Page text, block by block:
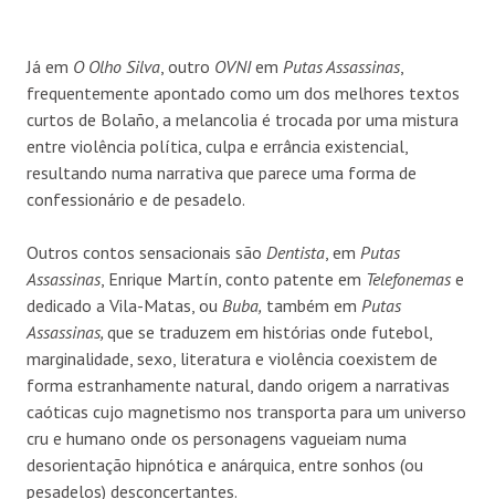
Já em O Olho Silva , outro OVNIem Putas Assassinas
frequentemente apontado como um dos melhores textos
curtos de Bolaño, a melancolia é trocada por uma mistura
entre violência política, culpa e errância existencial,
resultando numa narrativa que parece uma forma de
confessionário e de pesadelo.
Outros contos sensacionais são Dentista , em Putas
Assassinas , Enrique Martín, conto patente em Telefonemas e
dedicado a Vila-Matas, ou Buba, também em Putas
Assassinas, que se traduzem em histórias onde futebol,
marginalidade, sexo, literatura e violência coexistem de
forma estranhamente natural, dando origem a narrativas
caóticas cujo magnetismo nos transporta para um universo
cru e humano onde os personagens vagueiam numa
desorientação hipnótica e anárquica, entre sonhos (ou
pesadelos) desconcertantes.